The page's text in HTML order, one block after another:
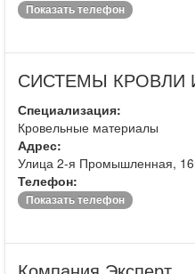
Показать телефон
СИСТЕМЫ КРОВЛИ
Специализация:
Кровельные материалы
Адрес:
Улица 2-я Промышленная, 16
Телефон:
Показать телефон